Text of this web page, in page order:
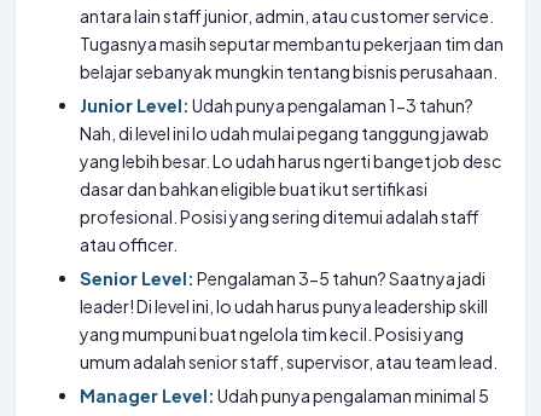
antara lain staff junior, admin, atau customer service.
Tugasnya masih seputar membantu pekerjaan tim dan
belajar sebanyak mungkin tentang bisnis perusahaan.
Junior Level: Udah punya pengalaman 1-3 tahun?
Nah, di level ini lo udah mulai pegang tanggung jawab
yang lebih besar. Lo udah harus ngerti banget job desc
dasar dan bahkan eligible buat ikut sertifikasi
profesional. Posisi yang sering ditemui adalah staff
atau officer.
Senior Level: Pengalaman 3-5 tahun? Saatnya jadi
leader! Di level ini, lo udah harus punya leadership skill
yang mumpuni buat ngelola tim kecil. Posisi yang
umum adalah senior staff, supervisor, atau team lead.
Manager Level: Udah punya pengalaman minimal 5